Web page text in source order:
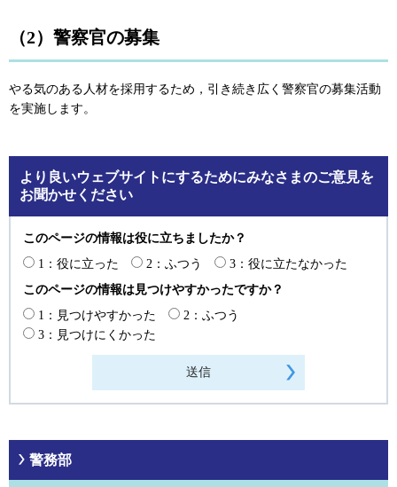
（2）警察官の募集
やる気のある人材を採用するため，引き続き広く警察官の募集活動
を実施します。
より良いウェブサイトにするためにみなさまのご意見を
お聞かせください
このページの情報は役に立ちましたか？
1：役に立った
2：ふつう
3：役に立たなかった
このページの情報は見つけやすかったですか？
1：見つけやすかった
2：ふつう
3：見つけにくかった
警務部